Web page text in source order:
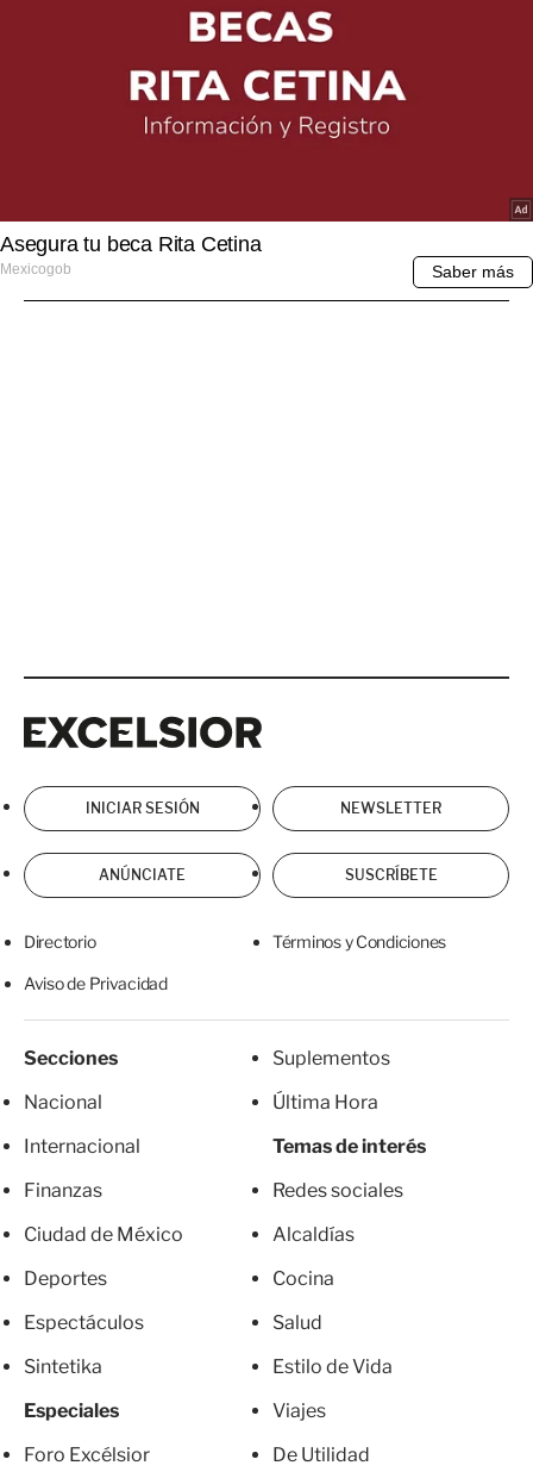
INICIAR SESIÓN NEWSLETTER
ANÚNCIATE SUSCRÍBETE
Directorio Términos y Condiciones
Aviso de Privacidad
Secciones
Nacional
Internacional
Finanzas
Ciudad de México
Deportes
Espectáculos
Sintetika
Especiales
Foro Excélsior
Suplementos
Última Hora
Temas de interés
Redes sociales
Alcaldías
Cocina
Salud
Estilo de Vida
Viajes
De Utilidad